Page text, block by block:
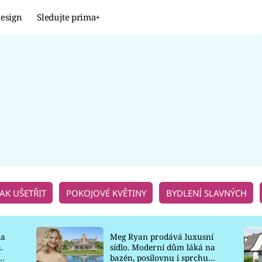
Sledujte prima+
UŠETŘIT POKOJOVÉ KVĚTINY BYDLENÍ SLAVNÝCH
Meg Ryan prodává luxusní
sídlo. Moderní dům láká na
bazén, posilovnu i sprchu